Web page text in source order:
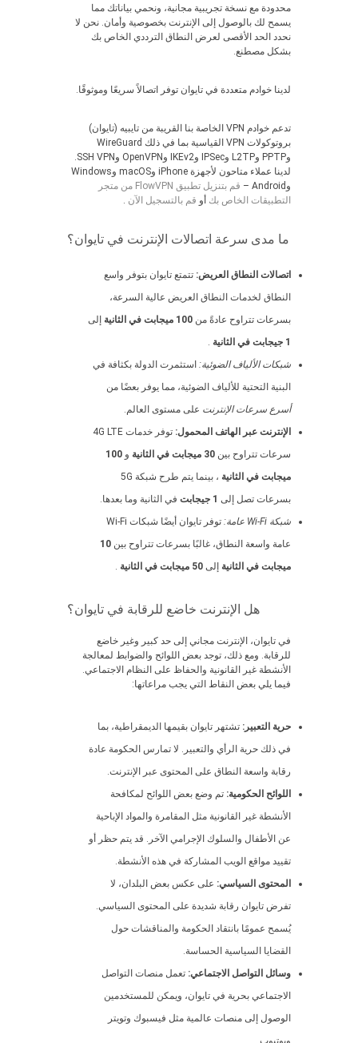
محدودة مع نسخة تجريبية مجانية، ونحمي بياناتك مما
يسمح لك بالوصول إلى الإنترنت بخصوصية وأمان. نحن لا
نحدد الحد الأقصى لعرض النطاق الترددي الخاص بك
بشكل مصطنع.
لدينا خوادم متعددة في تايوان توفر اتصالاً سريعًا وموثوقًا.
تدعم خوادم VPN الخاصة بنا القريبة من تايبيه (تايوان)
بروتوكولات VPN القياسية بما في ذلك WireGuard
وPPTP وL2TP وIPSec وIKEv2 وOpenVPN وSSH VPN.
لدينا عملاء متاحون لأجهزة iPhone وmacOS وWindows
وAndroid –
قم بتنزيل تطبيق FlowVPN من متجر
التطبيقات الخاص بك أو قم بالتسجيل الآن .
ما مدى سرعة اتصالات الإنترنت في تايوان؟
اتصالات النطاق العريض: تتمتع تايوان بتوفر واسع
النطاق لخدمات النطاق العريض عالية السرعة،
بسرعات تتراوح عادةً من 100 ميجابت في الثانية
إلى
1 جيجابت في الثانية
.
شبكات الألياف الضوئية: استثمرت الدولة بكثافة في
البنية التحتية للألياف الضوئية، مما يوفر بعضًا من
أسرع سرعات الإنترنت على مستوى العالم.
الإنترنت عبر الهاتف المحمول:
توفر خدمات 4G LTE
سرعات تتراوح بين 30 ميجابت في الثانية و 100
ميجابت في الثانية
، بينما يتم طرح شبكة 5G
بسرعات تصل إلى 1 جيجابت
في الثانية وما بعدها.
شبكة Wi-Fi عامة:
توفر تايوان أيضًا شبكات Wi-Fi
عامة واسعة النطاق، غالبًا بسرعات تتراوح بين 10
ميجابت في الثانية إلى 50 ميجابت في الثانية .
هل الإنترنت خاضع للرقابة في تايوان؟
في تايوان، الإنترنت مجاني إلى حد كبير وغير خاضع
للرقابة. ومع ذلك، توجد بعض اللوائح والضوابط لمعالجة
الأنشطة غير القانونية والحفاظ على النظام الاجتماعي.
فيما يلي بعض النقاط التي يجب مراعاتها:
حرية التعبير: تشتهر تايوان بقيمها الديمقراطية، بما
في ذلك حرية الرأي والتعبير. لا تمارس الحكومة عادة
رقابة واسعة النطاق على المحتوى عبر الإنترنت.
اللوائح الحكومية: تم وضع بعض اللوائح لمكافحة
الأنشطة غير القانونية مثل المقامرة والمواد الإباحية
عن الأطفال والسلوك الإجرامي الآخر. قد يتم حظر أو
تقييد مواقع الويب المشاركة في هذه الأنشطة.
المحتوى السياسي: على عكس بعض البلدان، لا
تفرض تايوان رقابة شديدة على المحتوى السياسي.
يُسمح عمومًا بانتقاد الحكومة والمناقشات حول
القضايا السياسية الحساسة.
وسائل التواصل الاجتماعي: تعمل منصات التواصل
الاجتماعي بحرية في تايوان، ويمكن للمستخدمين
الوصول إلى منصات عالمية مثل فيسبوك وتويتر
ويوتيوب.